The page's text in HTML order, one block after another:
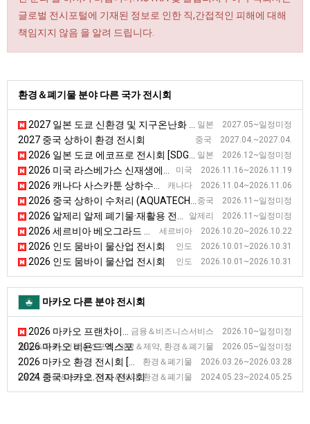
글로벌 전시포털에 기재된 정보로 인한 직,간접적인 피해에 대해
책임지지 않음 을 알려 드립니다.
환경＆폐기물 분야 다른 국가 전시회
일본 2027.05~일정미정
2027 일본 도쿄 신환경 및 지구온난화 방지 전시회
중국 2027.04.~2027.04.
2027 중국 상하이 환경 전시회
일본 2026.12~일정미정
2026 일본 도쿄 에코프로 전시회 [SDGs Week]
미국 2026.11.16~2026.11.19
2026 미국 라스베가스 신재생에너지 전시회 [RE+]
캐나다 2026.11.04~2026.11.06
2026 캐나다 사스카툰 상하수도 설비 전시회 [SWWA Annual Conference]
중국 2026.11~일정미정
2026 중국 상하이 수처리 (AQUATECH) 전시회 [AQUATECH CHINA]
알제리 2026.11~일정미정
2026 알제리 알제 폐기물·재활용 전시회 [REVADE]
세르비아 2026.10.20~2026.10.22
2026 세르비아 베오그라드 환경, 자원 보호 전시회
인도 2026.10.01~2026.10.31
2026 인도 뭄바이 물산업 전시회
인도 2026.10.01~2026.10.31
2026 인도 뭄바이 물산업 전시회
마카오 다른 분야 전시회
금융＆비즈니스서비스 2026.10~일정미정
2026 마카오 프랜차이즈 엑스포 [MFE]
비, 항공＆우주, 건강＆스포츠, 의료＆제약, 환경＆폐기물 2026.05~일정미정
2026 마카오 비욘드 엑스포
환경＆폐기물 2026.03.26~2026.03.28
2026 마카오 환경 전시회 [MIECF]
공＆우주, 건강＆스포츠, 의료＆제약, 환경＆폐기물 2024.05.23~2024.05.25
2024 중국 마카오 전자 전시회